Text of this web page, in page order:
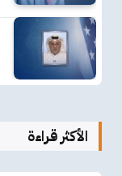
الأكثر قراءة